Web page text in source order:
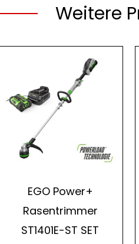
Weitere
EGO Power+
Rasentrimmer
ST1401E-ST SET